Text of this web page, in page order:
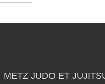
METZ JUDO ET